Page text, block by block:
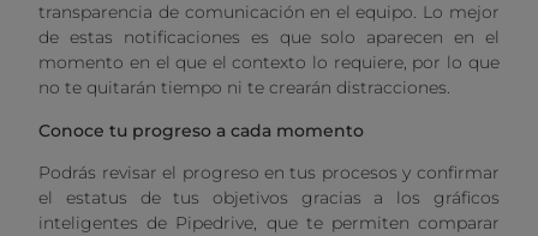
transparencia de comunicación en el equipo. Lo mejor
de estas notificaciones es que solo aparecen en el
momento en el que el contexto lo requiere, por lo que
no te quitarán tiempo ni te crearán distracciones.
Conoce tu progreso a cada momento
Podrás revisar el progreso en tus procesos y confirmar
el estatus de tus objetivos gracias a los gráficos
inteligentes de Pipedrive, que te permiten comparar